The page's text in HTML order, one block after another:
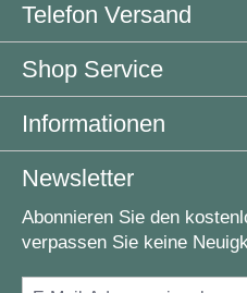
Telefon Versand
Shop Service
Informationen
Newsletter
Abonnieren Sie den
verpassen Sie keine